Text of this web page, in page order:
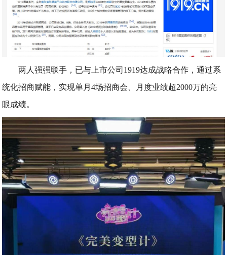
两人强强联手，已与上市公司1919达成战略合作，通过系
统化招商赋能，实现单月4场招商会、月度业绩超2000万的亮
眼成绩。